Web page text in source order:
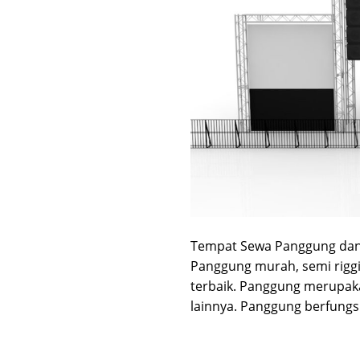
Tempat Sewa Panggung
Panggung murah, semi
terbaik. Panggung
lainnya. Panggung